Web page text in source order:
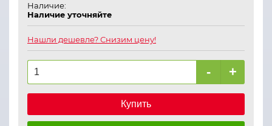
Наличие:
Наличие уточняйте
Нашли дешевле? Снизим цену!
- +
Купить